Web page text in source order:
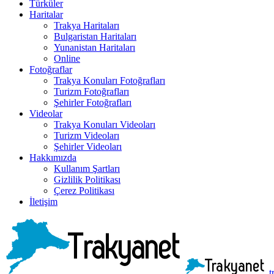
Türküler
Haritalar
Trakya Haritaları
Bulgaristan Haritaları
Yunanistan Haritaları
Online
Fotoğraflar
Trakya Konuları Fotoğrafları
Turizm Fotoğrafları
Şehirler Fotoğrafları
Videolar
Trakya Konuları Videoları
Turizm Videoları
Şehirler Videoları
Hakkımızda
Kullanım Şartları
Gizlilik Politikası
Çerez Politikası
İletişim